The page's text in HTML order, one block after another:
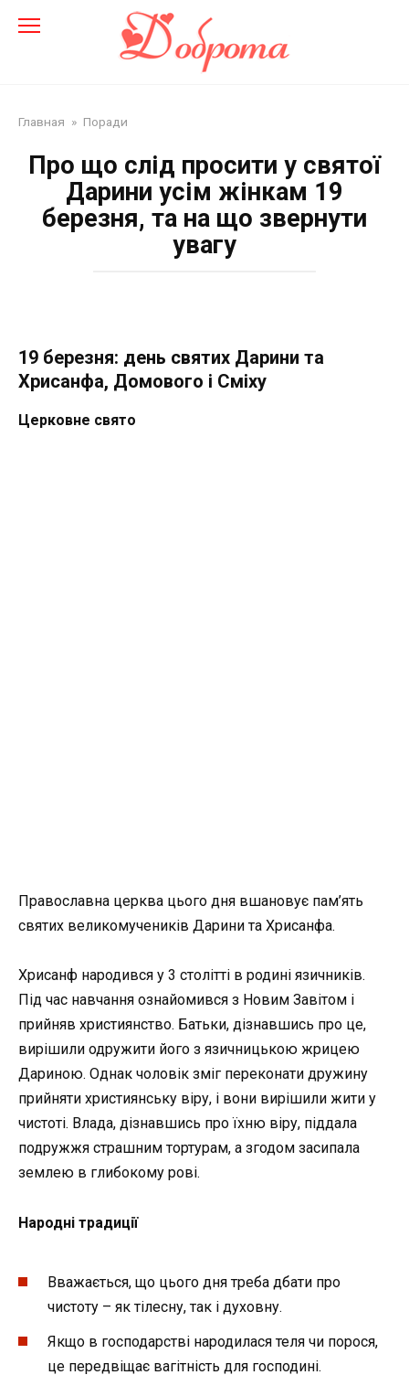
Главная » Поради
Про що слід просити у святої
Дарини усім жінкам 19
березня, та на що звернути
увагу
19 березня: день святих Дарини та
Хрисанфа, Домового і Сміху
Церковне свято
Православна церква цього дня вшановує пам’ять
святих великомучеників Дарини та Хрисанфа.
Хрисанф народився у 3 столітті в родині язичників.
Під час навчання ознайомився з Новим Завітом і
прийняв християнство. Батьки, дізнавшись про це,
вирішили одружити його з язичницькою жрицею
Дариною. Однак чоловік зміг переконати дружину
прийняти християнську віру, і вони вирішили жити у
чистоті. Влада, дізнавшись про їхню віру, піддала
подружжя страшним тортурам, а згодом засипала
землею в глибокому рові.
Народні традиції
Вважається, що цього дня треба дбати про
чистоту – як тілесну, так і духовну.
Якщо в господарстві народилася теля чи порося,
це передвіщає вагітність для господині.